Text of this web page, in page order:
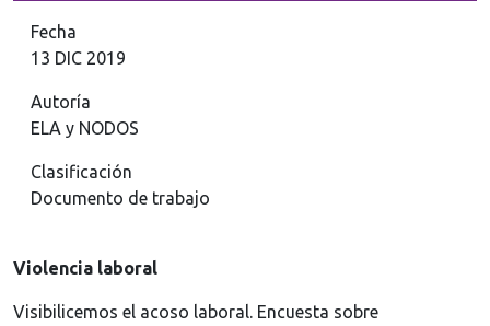
Fecha
13 DIC 2019
Autoría
ELA y NODOS
Clasificación
Documento de trabajo
Violencia laboral
Visibilicemos el acoso laboral. Encuesta sobre